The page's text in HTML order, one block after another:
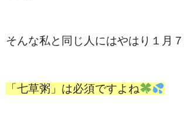
そんな私と同じ人にはやはり１月
「七草粥」は必須ですよね